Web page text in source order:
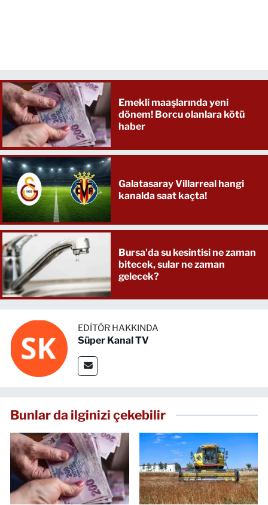
Emekli maaşlarında yeni
dönem! Borcu olanlara kötü
haber
Galatasaray Villarreal hangi
kanalda saat kaçta!
Bursa'da su kesintisi ne zaman
bitecek, sular ne zaman
gelecek?
EDITÖR HAKKINDA
Süper Kanal TV
Bunlar da ilginizi çekebilir